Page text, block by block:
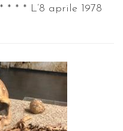
* * * L’8 aprile 1978